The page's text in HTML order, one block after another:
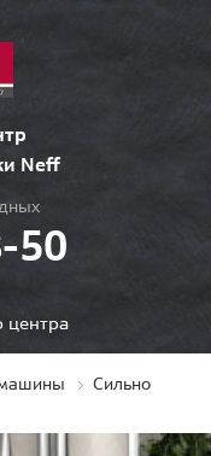
Neff
50
центра
Сильно